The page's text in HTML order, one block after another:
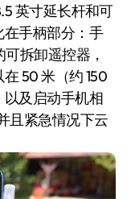
英寸延长杆和可
手柄部分：手
拆卸遥控器，
50 米（约 150
及启动手机相
且紧急情况下云